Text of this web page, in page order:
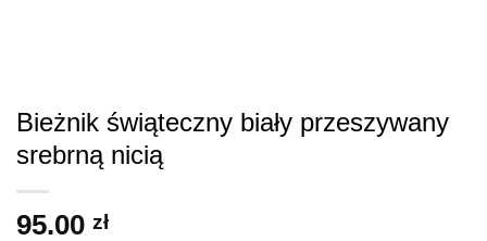
Bieżnik świąteczny biały przeszywany
srebrną nicią
95.00 zł